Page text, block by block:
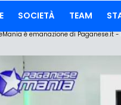
SOCIETÀ TEAM
è emanazione di Paganese.it -